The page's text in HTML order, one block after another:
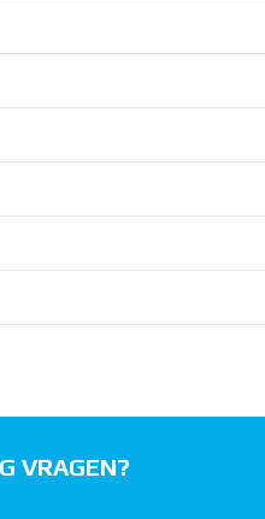
VRAGEN?